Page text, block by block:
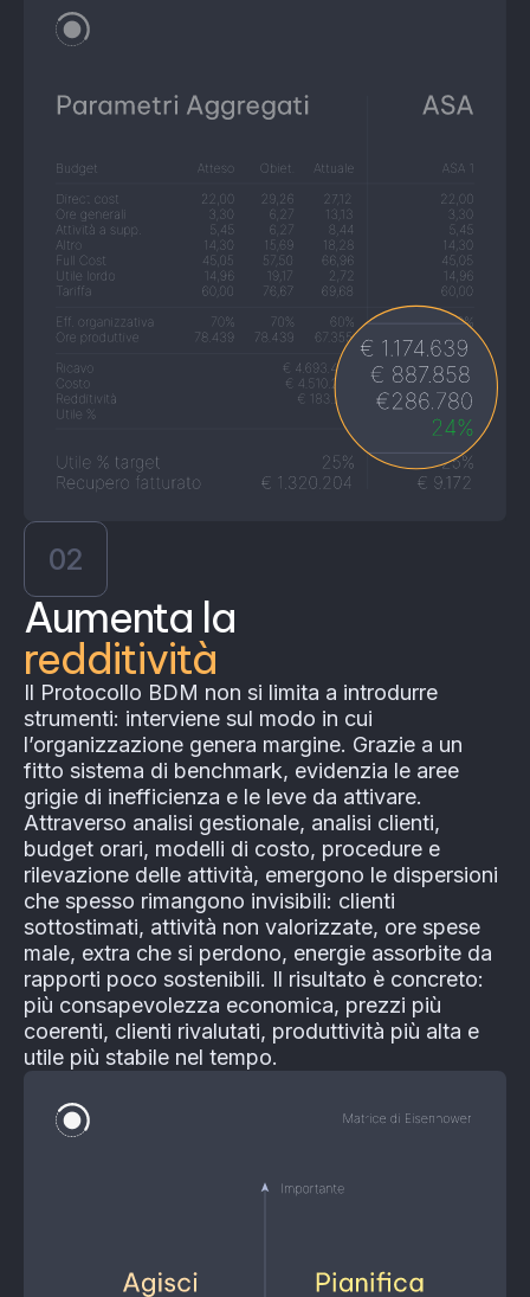
02
Aumenta la
redditività
Il Protocollo BDM non si limita a introdurre
strumenti: interviene sul modo in cui
l’organizzazione genera margine. Grazie a un
fitto sistema di benchmark, evidenzia le aree
grigie di inefficienza e le leve da attivare.
Attraverso analisi gestionale, analisi clienti,
budget orari, modelli di costo, procedure e
rilevazione delle attività, emergono le dispersioni
che spesso rimangono invisibili: clienti
sottostimati, attività non valorizzate, ore spese
male, extra che si perdono, energie assorbite da
rapporti poco sostenibili. Il risultato è concreto:
più consapevolezza economica, prezzi più
coerenti, clienti rivalutati, produttività più alta e
utile più stabile nel tempo.